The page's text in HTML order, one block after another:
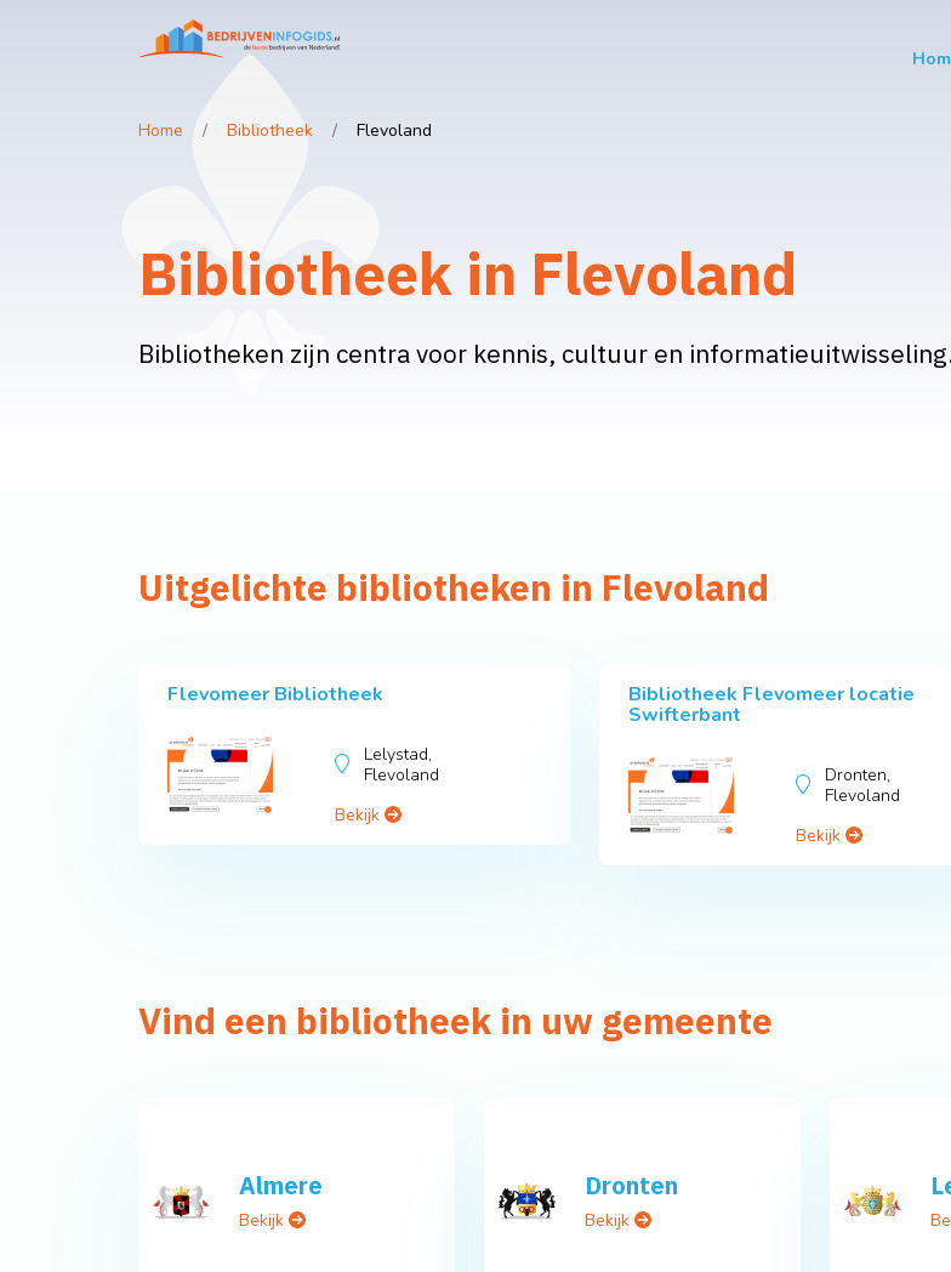
Home Bibliotheek Flevoland
Bibliotheek in Flevoland
Bibliotheken zijn centra voor kennis, cultuur en
Uitgelichte bibliotheken in Flevoland
Flevomeer Bibliotheek
Lelystad,
Flevoland
Bekijk
Bibliotheek Flevomeer locatie
Swifterbant
Dronten,
Flevoland
Bekijk
Vind een bibliotheek in uw gemeente
Almere
Bekijk
Dronten
Bekijk